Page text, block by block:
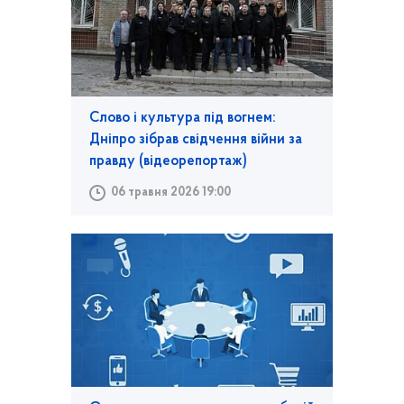
Слово і культура під вогнем:
Дніпро зібрав свідчення війни за
правду (відеорепортаж)
06 травня 2026 19:00